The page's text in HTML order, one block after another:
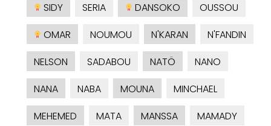
SIDY
SERIA DANSOKO
OUSSOU
OMAR
NOUMOU N'KARAN
N'FANDIN
NELSON
SADABOU NATÖ
NANO
NANA
NABA MOUNA
MINCHAEL
MEHEMED
MATA MANSSA
MAMADY